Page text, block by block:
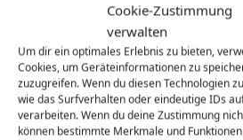
Cookie-Zustimmung
verwalten
Um dir ein optimales Erlebnis zu bieten,
Cookies, um Geräteinformationen zu
zuzugreifen. Wenn du diesen Technologien
wie das Surfverhalten oder eindeutige IDs
verarbeiten. Wenn du deine Zustimmung
können bestimmte Merkmale und
(mindestens HTML) und die
Stunden reichten meinen
Spass hat es auf jeden Fall
lohnenswert